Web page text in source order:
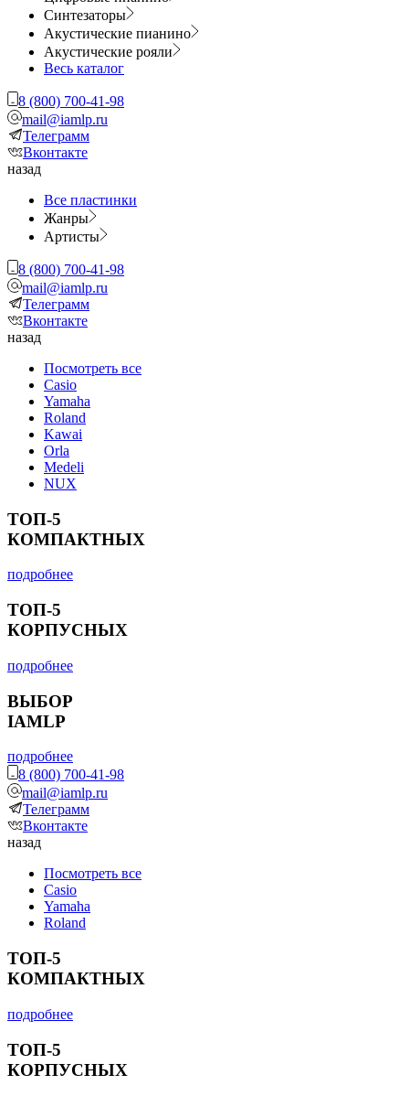
Синтезаторы
Акустические пианино
Акустические рояли
Весь каталог
8 (800) 700-41-98
mail@iamlp.ru
Телеграмм
Вконтакте
назад
Все пластинки
Жанры
Артисты
8 (800) 700-41-98
mail@iamlp.ru
Телеграмм
Вконтакте
назад
Посмотреть все
Casio
Yamaha
Roland
Kawai
Orla
Medeli
NUX
ТОП-5
КОМПАКТНЫХ
подробнее
ТОП-5
КОРПУСНЫХ
подробнее
ВЫБОР
IAMLP
подробнее
8 (800) 700-41-98
mail@iamlp.ru
Телеграмм
Вконтакте
назад
Посмотреть все
Casio
Yamaha
Roland
ТОП-5
КОМПАКТНЫХ
подробнее
ТОП-5
КОРПУСНЫХ